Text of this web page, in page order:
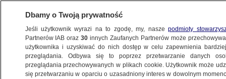
BIZNES
Z KRAJU
Dbamy o Twoją prywatność
Jeśli użytkownik wyrazi na to zgodę, my, naszepodmioty
Partnerów IAB oraz30 innych Zaufanych Partnerów może
użytkownika i uzyskiwać do nich dostęp w celu zapewnienia
przeglądania. Odbywa się to poprzez przetwarzanie danych
przeglądania przechowywanych w plikach cookie. Użytkownik może
się przetwarzaniu w oparciu o uzasadniony interes w dowolnym